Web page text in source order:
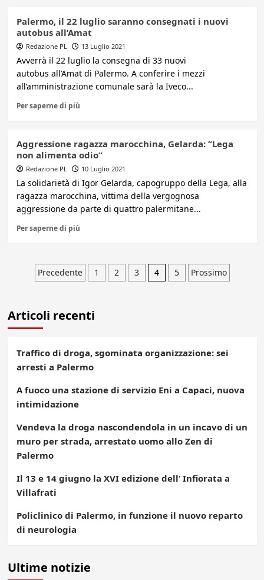
Palermo, il 22 luglio saranno consegnati i nuovi
autobus all’Amat
Redazione PL 13 Luglio 2021
Avverrà il 22 luglio la consegna di 33 nuovi
autobus all’Amat di Palermo. A conferire i mezzi
all’amministrazione comunale sarà la Iveco...
Per saperne di più
Aggressione ragazza marocchina, Gelarda: “Lega
non alimenta odio”
Redazione PL 10 Luglio 2021
La solidarietà di Igor Gelarda, capogruppo della Lega, alla
ragazza marocchina, vittima della vergognosa
aggressione da parte di quattro palermitane...
Per saperne di più
Paginazione
articoli
Precedente 1 2 3 4 5 Prossimo
Articoli recenti
Traffico di droga, sgominata organizzazione: sei
arresti a Palermo
A fuoco una stazione di servizio Eni a Capaci, nuova
intimidazione
Vendeva la droga nascondendola in un incavo di un
muro per strada, arrestato uomo allo Zen di
Palermo
Il 13 e 14 giugno la XVI edizione dell’ Infiorata a
Villafrati
Policlinico di Palermo, in funzione il nuovo reparto
di neurologia
Ultime notizie